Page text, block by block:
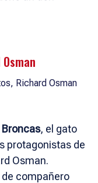
Broncas, el gato
protagonistas de
Osman.
compañero